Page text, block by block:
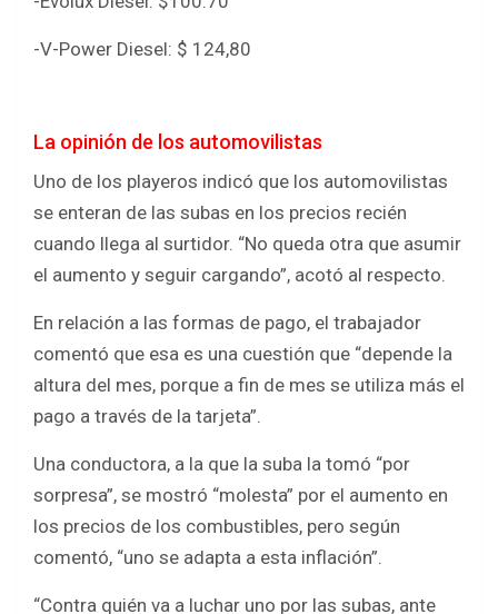
-V-Power Diesel: $ 124,80
La opinión de los automovilistas
Uno de los playeros indicó que los automovilistas
se enteran de las subas en los precios recién
cuando llega al surtidor. “No queda otra que asumir
el aumento y seguir cargando”, acotó al respecto.
En relación a las formas de pago, el trabajador
comentó que esa es una cuestión que “depende la
altura del mes, porque a fin de mes se utiliza más el
pago a través de la tarjeta”.
Una conductora, a la que la suba la tomó “por
sorpresa”, se mostró “molesta” por el aumento en
los precios de los combustibles, pero según
comentó, “uno se adapta a esta inflación”.
“Contra quién va a luchar uno por las subas, ante